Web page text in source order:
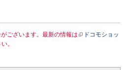
ございます。最新の情報は
ドコモショッ
。